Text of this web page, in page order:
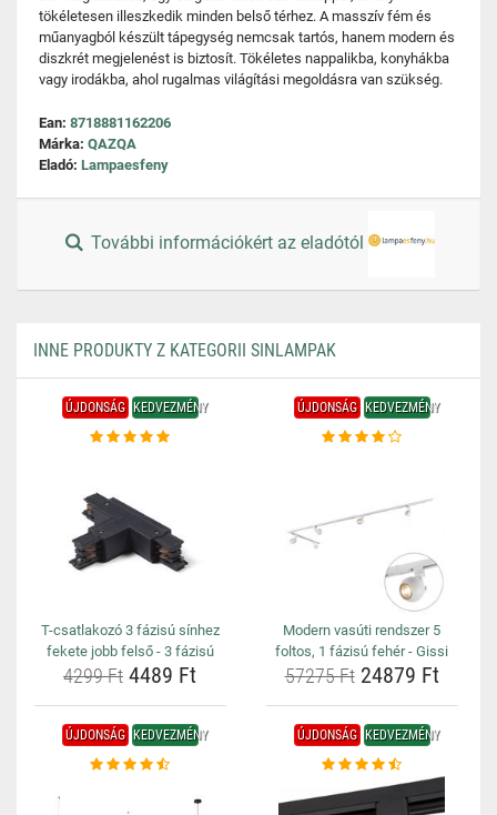
tökéletesen illeszkedik minden belső térhez. A masszív fém és
műanyagból készült tápegység nemcsak tartós, hanem modern és
diszkrét megjelenést is biztosít. Tökéletes nappalikba, konyhákba
vagy irodákba, ahol rugalmas világítási megoldásra van szükség.
Ean: 8718881162206
Márka: QAZQA
Eladó: Lampaesfeny
További információkért az eladótól
INNE PRODUKTY Z KATEGORII SINLAMPAK
ÚJDONSÁG KEDVEZMÉNY
T-csatlakozó 3 fázisú sínhez
fekete jobb felső - 3 fázisú
4299 Ft 4489 Ft
ÚJDONSÁG KEDVEZMÉNY
Modern vasúti rendszer 5
foltos, 1 fázisú fehér - Gissi
57275 Ft24879 Ft
ÚJDONSÁG KEDVEZMÉNY ÚJDONSÁG KEDVEZMÉNY